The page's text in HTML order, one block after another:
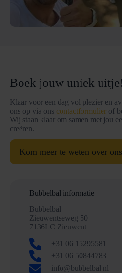
Bubbelbal informatie
Bubbelbal
Zieuwentseweg 50
7136LC Zieuwent
+31 06 15295581
+31 06 50844783
info@bubbelbal.nl
Boek jouw uniek uitje!
Klaar voor een dag vol plezier en
ons op via ons contactformulier of
Wij staan klaar om samen met jou
creëren.
Kom meer te weten over ons